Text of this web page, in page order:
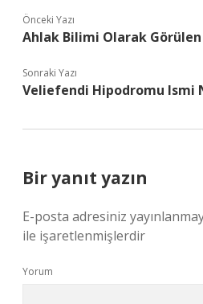
Önceki Yazı
Ahlak Bilimi Olarak Görülen
Sonraki Yazı
Veliefendi Hipodromu Ismi
Bir yanıt yazın
E-posta adresiniz
ile işaretlenmişlerdir
Yorum